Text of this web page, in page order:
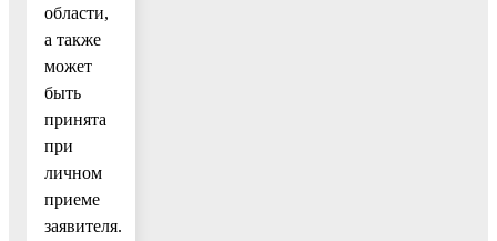
области,
а также
может
быть
принята
при
личном
приеме
заявителя.